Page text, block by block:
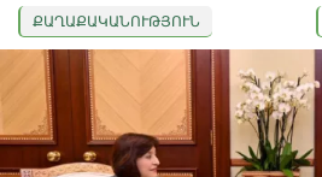
ՔԱՂԱՔԱԿԱՆՈՒԹՅՈՒՆ